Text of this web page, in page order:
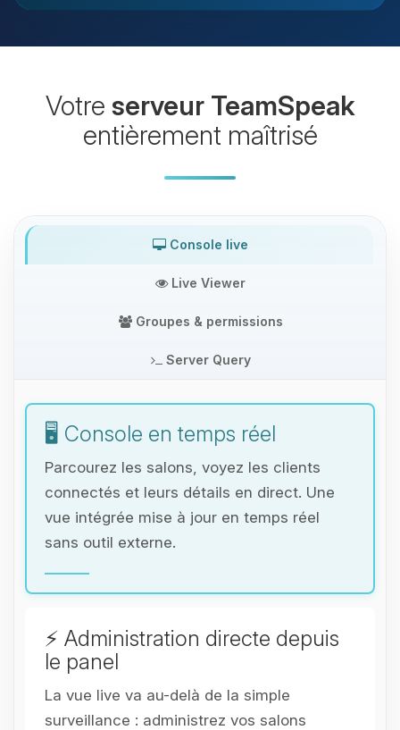
Votre serveur TeamSpeak
entièrement maîtrisé
Console live
Live Viewer
Groupes & permissions
Server Query
🖥️ Console en temps réel
Parcourez les salons, voyez les clients
connectés et leurs détails en direct. Une
vue intégrée mise à jour en temps réel
sans outil externe.
⚡ Administration directe depuis
le panel
La vue live va au-delà de la simple
surveillance : administrez vos salons